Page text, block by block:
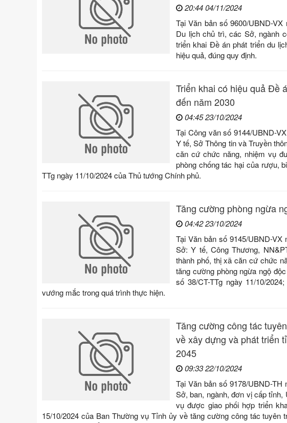
20:44 04/11/2024
Tại Văn bản số 9600/UBND-
Du lịch chủ trì, các Sở, ngành
triển khai Đề án phát triển du
hiệu quả, đúng quy định.
Triển khai có hiệu quả Đề
đến năm 2030
04:45 23/10/2024
Tại Công văn số 9144/UBND-
Y tế, Sở Thông tin và Truyền
căn cứ chức năng, nhiệm vụ
phòng chống tác hại của rượu,
TTg ngày 11/10/2024 của Thủ tướng Chính phủ.
Tăng cường phòng ngừa
04:42 23/10/2024
Tại Văn bản số 9145/UBND-
Sở: Y tế, Công Thương,
thành phố, thị xã căn cứ chức
tăng cường phòng ngừa ngộ
số 38/CT-TTg ngày 11/10/
vướng mắc trong quá trình thực hiện.
Tăng cường công tác
về xây dựng và phát triển
2045
09:33 22/10/2024
Tại Văn bản số 9178/UBND-
Sở, ban, ngành, đơn vị cấp
vụ được giao phối hợp triển
15/10/2024 của Ban Thường vụ Tỉnh ủy về tăng cường công tác